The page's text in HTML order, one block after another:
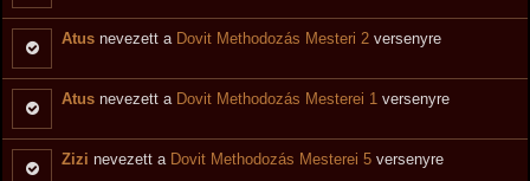
Atus nevezett a Dovit Methodozás Mesteri 2 versenyre
Atus nevezett a Dovit Methodozás Mesterei 1 versenyre
Zizi nevezett a Dovit Methodozás Mesterei 5 versenyre